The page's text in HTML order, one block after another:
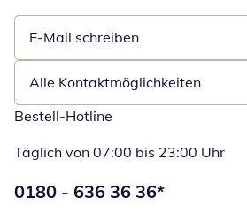
E-Mail schreiben
Öffnet E-Mail-Client
Alle Kontaktmöglichkeiten
Bestell-Hotline
Täglich von 07:00 bis 23:00 Uhr
Telefonnummer:
0180 - 636 36 36*